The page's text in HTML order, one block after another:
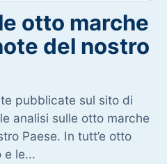
otto marche
del nostro
pubblicate sul sito di
analisi sulle otto marche
Paese. In tutt’e otto
e le...